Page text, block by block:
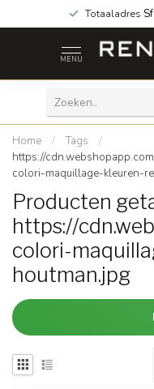
Totaaladres
MENU
Home / Tags
/
https://
colori-maquillage-kleuren-
Producten
https://
colori-
houtman.jpg